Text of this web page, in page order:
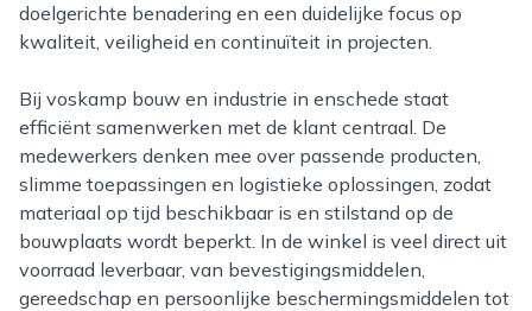
doelgerichte benadering en een duidelijke focus op
kwaliteit, veiligheid en continuïteit in projecten.
Bij voskamp bouw en industrie in enschede staat
efficiënt samenwerken met de klant centraal. De
medewerkers denken mee over passende producten,
slimme toepassingen en logistieke oplossingen, zodat
materiaal op tijd beschikbaar is en stilstand op de
bouwplaats wordt beperkt. In de winkel is veel direct uit
voorraad leverbaar, van bevestigingsmiddelen,
gereedschap en persoonlijke beschermingsmiddelen tot